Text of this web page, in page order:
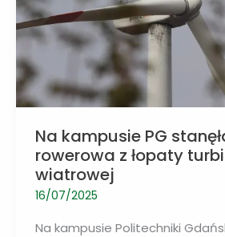
z
leków
fenoli
Na kampusie PG
rowerowa z łopaty
wiatrowej
16/07/2025
Na kampusie Politechniki